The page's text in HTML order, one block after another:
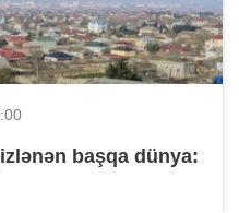
başqa dünya: